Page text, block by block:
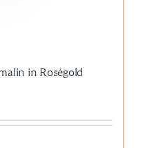
in Roségold